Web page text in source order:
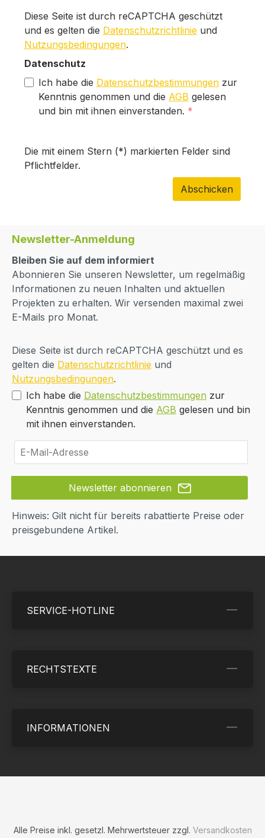
Diese Seite ist durch reCAPTCHA geschützt
und es gelten die Datenschutzrichtlinie und
Nutzungsbedingungen.
Datenschutz
Ich habe die Datenschutzbestimmungen zur
Kenntnis genommen und die AGB gelesen
und bin mit ihnen einverstanden. *
Die mit einem Stern (*) markierten Felder sind
Pflichtfelder.
Abschicken
Newsletter-Anmeldung
Bleiben Sie auf dem informiert
Abonnieren Sie unseren Newsletter, um regelmäßig
Informationen zu neuen Inhalten und aktuellen
Projekten zu erhalten. Wir versenden maximal zwei
E-Mails pro Monat.
Diese Seite ist durch reCAPTCHA geschützt und es
gelten die Datenschutzrichtlinie und
Nutzungsbedingungen.
Ich habe die Datenschutzbestimmungen zur
Kenntnis genommen und die AGB gelesen und bin
mit ihnen einverstanden.
Newsletter abonnieren
Hinweis: Gilt nicht für bereits rabattierte Preise oder
preisgebundene Artikel.
SERVICE-HOTLINE
RECHTSTEXTE
INFORMATIONEN
Alle Preise inkl. gesetzl. Mehrwertsteuer zzgl. Versandkosten